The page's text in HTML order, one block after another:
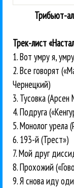
Трибьют-
Трек-лист
1. Вот умру я,
2. Все говорят
Чернецкий)
3. Тусовка (Арсен
4. Подруга
5. Монолог урела
6. 193-й (Трест»)
7. Мой друг
8. Прохожий
9. Я снова иду